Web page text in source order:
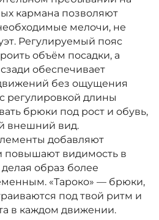
кармана позволяют
мелочи, не
Регулируемый пояс
объём посадки, а
обеспечивает
без ощущения
регулировкой длины
брюки под рост и обувь,
внешний вид.
добавляют
повышают видимость в
образ более
«Тароко» — брюки,
под твой ритм и
в каждом движении.